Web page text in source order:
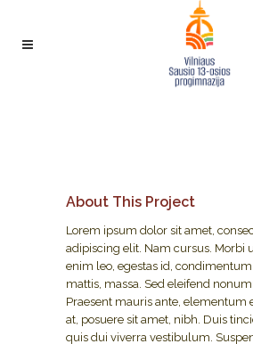
About This Project
Lorem ipsum dolor sit amet,
adipiscing elit. Nam cursus. Morbi
enim leo, egestas id,
mattis, massa. Sed eleifend
Praesent mauris ante, elementum
at, posuere sit amet, nibh. Duis
quis dui viverra vestibulum.